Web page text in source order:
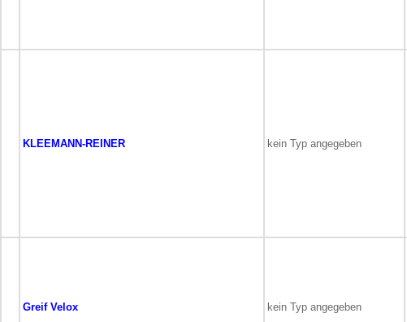
KLEEMANN-REINER kein Typ angegeben
Greif Velox kein Typ angegeben